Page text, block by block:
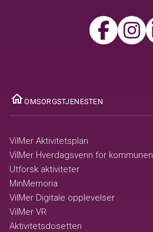
OMSORGSTJENESTEN
VilMer Aktivitetsplan
VilMer Hverdagsvenn for kommunen
Utforsk aktiviteter
MinMemoria
VilMer Digitale opplevelser
VilMer VR
Aktivitetsdosetten